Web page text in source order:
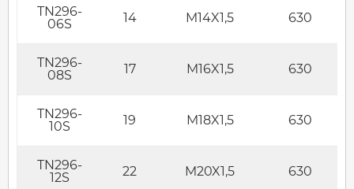
TN296-
06S
14 M14X1,5 630
TN296-
08S
17 M16X1,5 630
TN296-
10S
19 M18X1,5 630
TN296-
12S
22 M20X1,5 630